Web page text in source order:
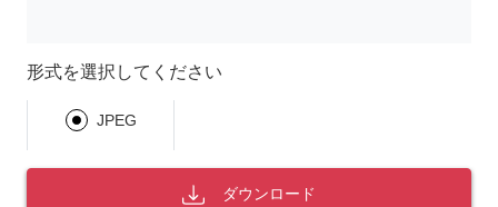
形式を選択してください
JPEG
ダウンロード